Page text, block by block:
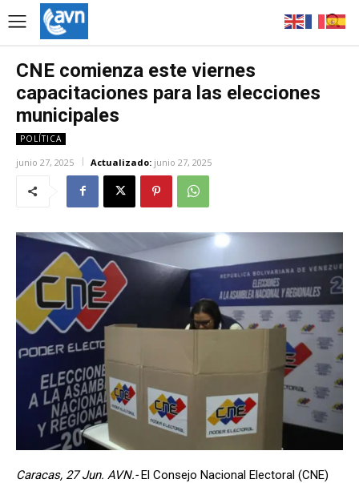
CNE comienza este viernes
capacitaciones para las elecciones
municipales
POLÍTICA
junio 27, 2025 Actualizado: junio 27, 2025
Caracas, 27 Jun. AVN.-El Consejo Nacional Electoral (CNE)